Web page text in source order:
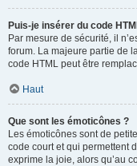
Puis-je insérer du code
Par mesure de sécurité, il
forum. La majeure partie de
code HTML peut être
Haut
Que sont les émoticônes ?
Les émoticônes sont de
code court et qui permettent
exprime la joie, alors qu’au